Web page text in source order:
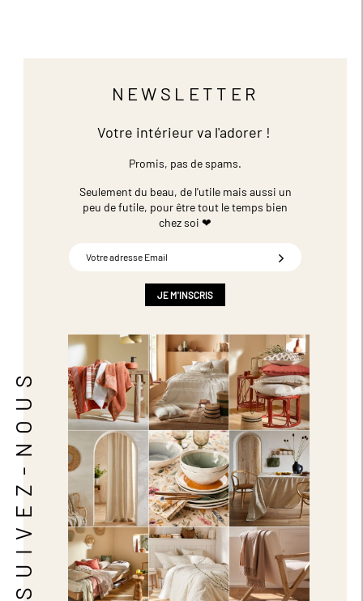
SUIVEZ-NOUS
NEWSLETTER
Votre intérieur va l'adorer !
Promis, pas de spams.
Seulement du beau, de l'utile mais aussi un
peu de futile, pour être tout le temps bien
chez soi ❤
JE M'INSCRIS